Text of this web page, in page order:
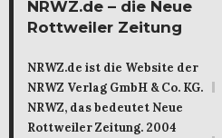
NRWZ.de – die Neue
Rottweiler Zeitung
NRWZ.de ist die Website der
NRWZ Verlag GmbH & Co. KG.
NRWZ, das bedeutet Neue
Rottweiler Zeitung. 2004